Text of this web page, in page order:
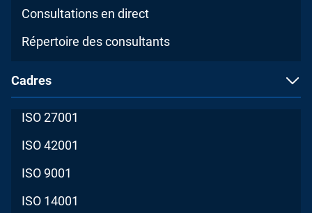
Consultations en direct
Répertoire des consultants
Cadres
ISO 27001
ISO 42001
ISO 9001
ISO 14001